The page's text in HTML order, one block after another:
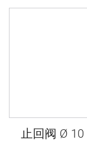
止回阀 Ø